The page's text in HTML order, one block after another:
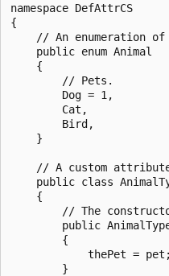
namespace DefAttrCS
{
// An enumeration
    public enum Animal
    {
        // Pets.
        Dog = 1,
        Cat,
        Bird,
    }
// A custom
public class
    {
// The
public
        {
            thePet = pet;
        }